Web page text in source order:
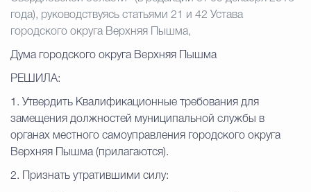
года), руководствуясь статьями 21 и 42 Устава
городского округа Верхняя Пышма,
Дума городского округа Верхняя Пышма
РЕШИЛА:
1. Утвердить Квалификационные требования для
замещения должностей муниципальной службы в
органах местного самоуправления городского округа
Верхняя Пышма (прилагаются).
2. Признать утратившими силу: